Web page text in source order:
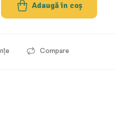
Adaugă în coș
Compare